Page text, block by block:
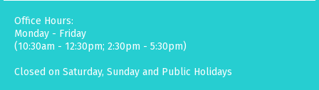
Office Hours:
Monday - Friday
(10:30am - 12:30pm; 2:30pm - 5:30pm)
Closed on Saturday, Sunday and Public Holidays